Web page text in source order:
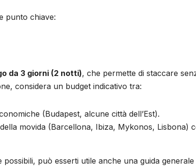
punto chiave:
da 3 giorni (2 notti), che permette di staccare
considera un budget indicativo tra:
(Budapest, alcune città dell’Est).
movida (Barcellona, Ibiza, Mykonos, Lisbona)
può esserti utile anche una guida generale